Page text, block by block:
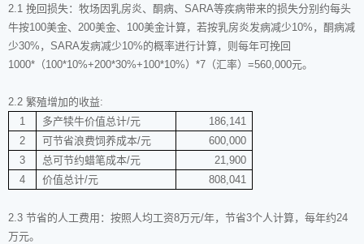
2.1 挽回损失：牧场因乳房炎、酮病、 SARA等疾病带来的损失分别约每头
牛按100美金、 200美金、 100美金计算，若按乳房炎发病减少10% ，酮病减
少30% ， SARA发病减少10%的概率进行计算，则每年可挽回
1000* （100*10%+200*30%+100*10%） *7 （汇率） =560,000元。
2.2 繁殖增加的收益:
1
多产犊牛价值总计/元
186,141
2
可节省浪费饲养成本/元
600,000
3
总可节约蜡笔成本/元
21,900
4
价值总计/元 808,041
2.3 节省的人工费用：按照人均工资8万元/年，节省3个人计算，每年约24
万元。